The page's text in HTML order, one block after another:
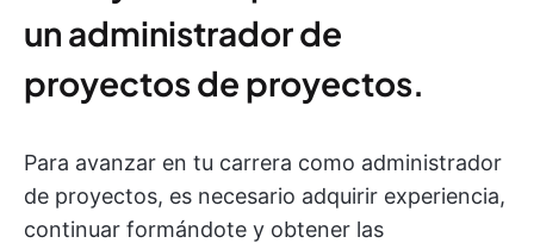
un administrador de
proyectos de proyectos.
Para avanzar en tu carrera como administrador
de proyectos, es necesario adquirir experiencia,
continuar formándote y obtener las